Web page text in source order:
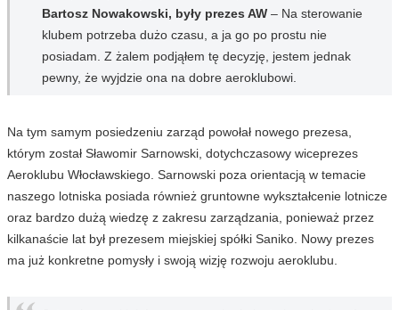
Bartosz Nowakowski, były prezes AW – Na sterowanie
klubem potrzeba dużo czasu, a ja go po prostu nie
posiadam. Z żalem podjąłem tę decyzję, jestem jednak
pewny, że wyjdzie ona na dobre aeroklubowi.
Na tym samym posiedzeniu zarząd powołał nowego prezesa,
którym został Sławomir Sarnowski, dotychczasowy wiceprezes
Aeroklubu Włocławskiego. Sarnowski poza orientacją w temacie
naszego lotniska posiada również gruntowne wykształcenie lotnicze
oraz bardzo dużą wiedzę z zakresu zarządzania, ponieważ przez
kilkanaście lat był prezesem miejskiej spółki Saniko. Nowy prezes
ma już konkretne pomysły i swoją wizję rozwoju aeroklubu.